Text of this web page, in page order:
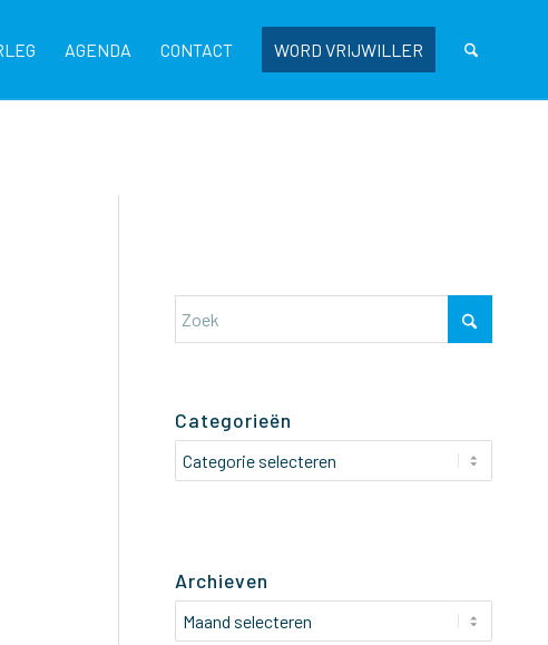
AGENDA CONTACT WORD VRIJWILLER
Categorieën
Categorieën
Archieven